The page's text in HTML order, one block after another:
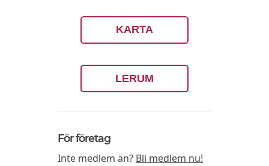
KARTA
LERUM
För företag
Inte medlem än? Bli medlem nu!